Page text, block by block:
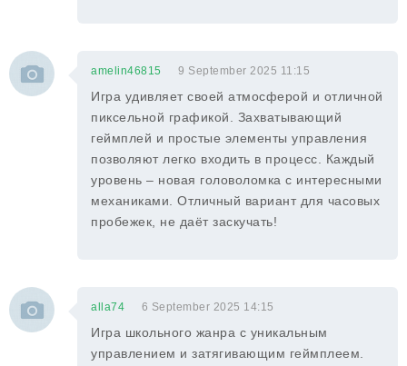
amelin46815 9 September 2025 11:15
Игра удивляет своей атмосферой и отличной
пиксельной графикой. Захватывающий
геймплей и простые элементы управления
позволяют легко входить в процесс. Каждый
уровень – новая головоломка с интересными
механиками. Отличный вариант для часовых
пробежек, не даёт заскучать!
alla74 6 September 2025 14:15
Игра школьного жанра с уникальным
управлением и затягивающим геймплеем.